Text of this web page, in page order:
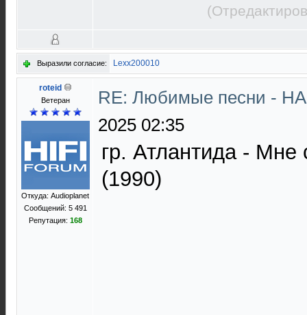
Выразили согласие: Lexx200010
roteid
Ветеран
Откуда: Audioplanet
Сообщений: 5 491
Репутация: 168
RE: Любимые песни -
2025 02:35
гр. Атлантида - Мне
(1990)